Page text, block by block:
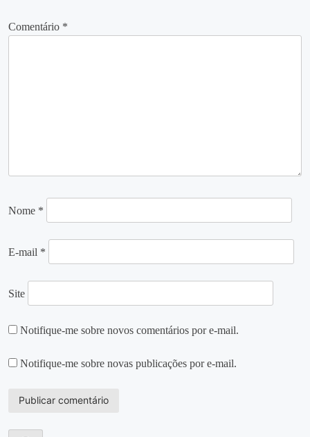
Comentário *
Nome *
E-mail *
Site
Notifique-me sobre novos comentários por e-mail.
Notifique-me sobre novas publicações por e-mail.